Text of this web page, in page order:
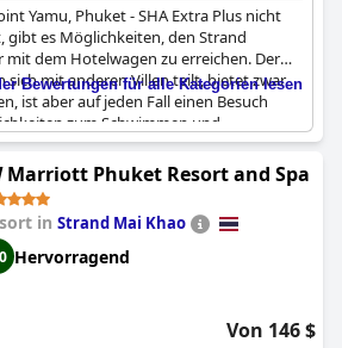
Yamu, Phuket - SHA Extra Plus nicht
gibt es Möglichkeiten, den Strand
mit dem Hotelwagen zu erreichen. Der
sich mit anderen Villen teilt, bietet zwar
ist aber auf jeden Fall einen Besuch
zum Schwimmen und
Gäste haben jedoch berichtet, dass der
nicht gut ausgestattet sein kann, so
sollte, bevor man sich ins Wasser wagt.
zu beachten, dass es keinen direkten
aus gibt, aber mit etwas Anstrengung
Strände in der Nähe, die man
Bewertungen für alle Kategorien lesen
Marriott Phuket Resort and Spa
in Strand Mai Khao
Hervorragend
Von 146 $